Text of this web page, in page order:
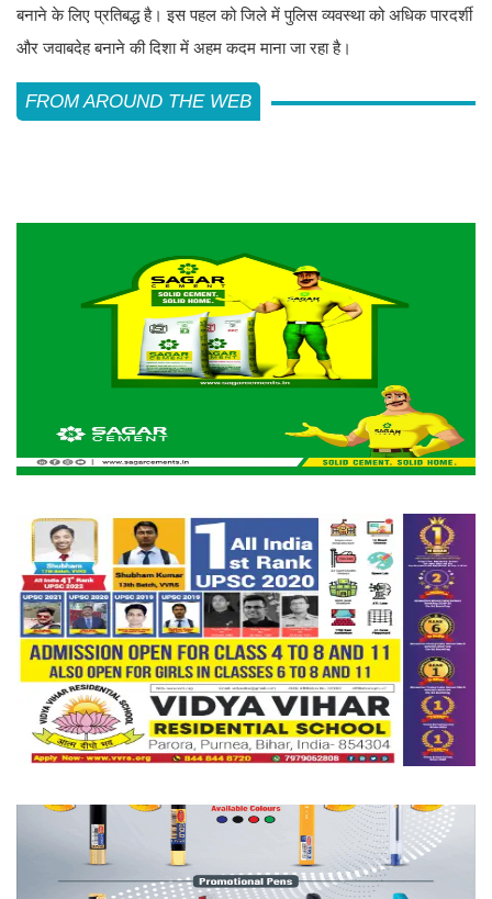
बनाने के लिए प्रतिबद्ध है। इस पहल को जिले में पुलिस व्यवस्था को अधिक पारदर्शी
और जवाबदेह बनाने की दिशा में अहम कदम माना जा रहा है।
FROM AROUND THE WEB